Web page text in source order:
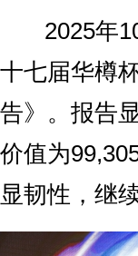
2025年10
十七届华樽
告》。报告
价值为
显韧性，继